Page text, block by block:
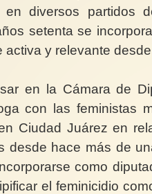
en diversos partidos
setenta se
activa y relevante
en la Cámara de
con las feministas
Ciudad Juárez en
desde hace más de
como
el feminicidio